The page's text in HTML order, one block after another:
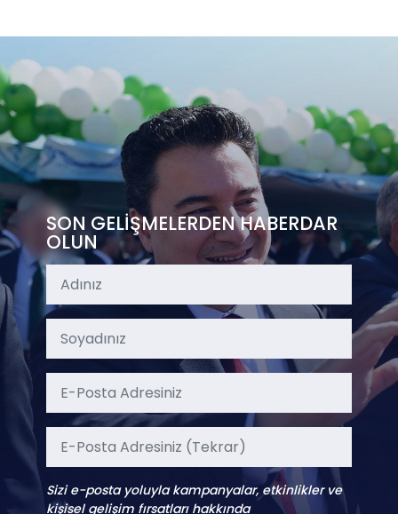
SON GELİŞMELERDEN HABERDAR
OLUN
Sizi e-posta yoluyla kampanyalar, etkinlikler ve
kişisel gelişim fırsatları hakkında